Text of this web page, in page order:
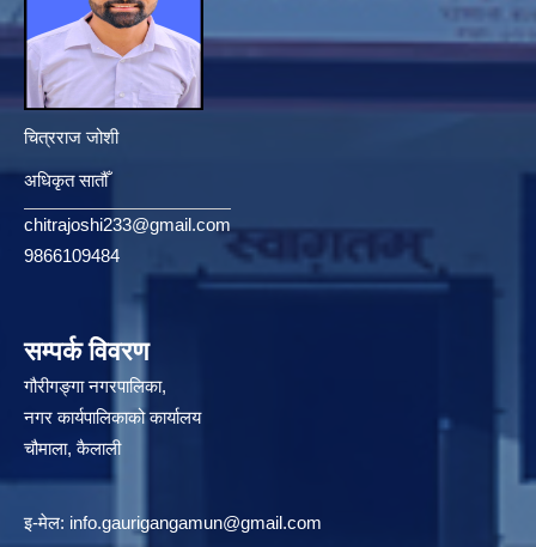
चित्रराज जोशी
अधिकृत सातौँ
chitrajoshi233@gmail.com
9866109484
सम्पर्क विवरण
गौरीगङ्गा नगरपालिका,
नगर कार्यपालिकाको कार्यालय
चौमाला, कैलाली
इ-मेल: info.gaurigangamun@gmail.com